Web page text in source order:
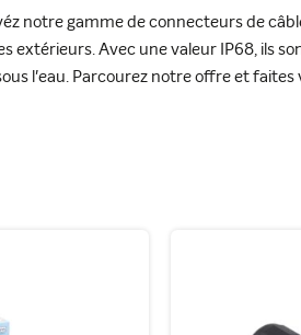
notre gamme de connecteurs de
extérieurs. Avec une valeur IP68, ils
l'eau. Parcourez notre offre et faites